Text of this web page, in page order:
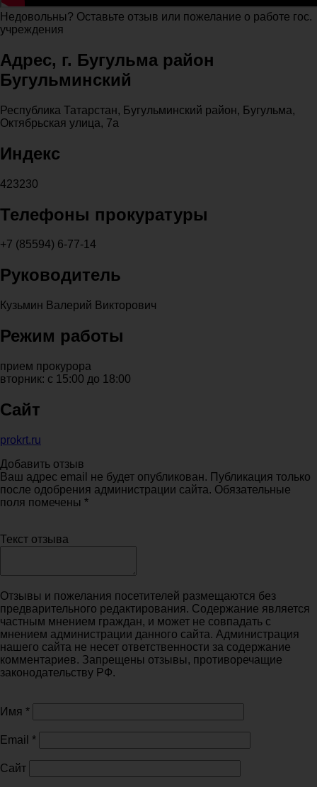
Недовольны? Оставьте отзыв или пожелание о работе гос.
учреждения
Адрес, г. Бугульма район
Бугульминский
Республика Татарстан, Бугульминский район, Бугульма,
Октябрьская улица, 7а
Индекс
423230
Телефоны прокуратуры
+7 (85594) 6-77-14
Руководитель
Кузьмин Валерий Викторович
Режим работы
прием прокурора
вторник: с 15:00 до 18:00
Сайт
prokrt.ru
Добавить отзыв
Ваш адрес email не будет опубликован. Публикация только
после одобрения администрации сайта. Обязательные
поля помечены *
Текст отзыва
Отзывы и пожелания посетителей размещаются без
предварительного редактирования. Содержание является
частным мнением граждан, и может не совпадать с
мнением администрации данного сайта. Администрация
нашего сайта не несет ответственности за содержание
комментариев. Запрещены отзывы, противоречащие
законодательству РФ.
Имя *
Email *
Сайт